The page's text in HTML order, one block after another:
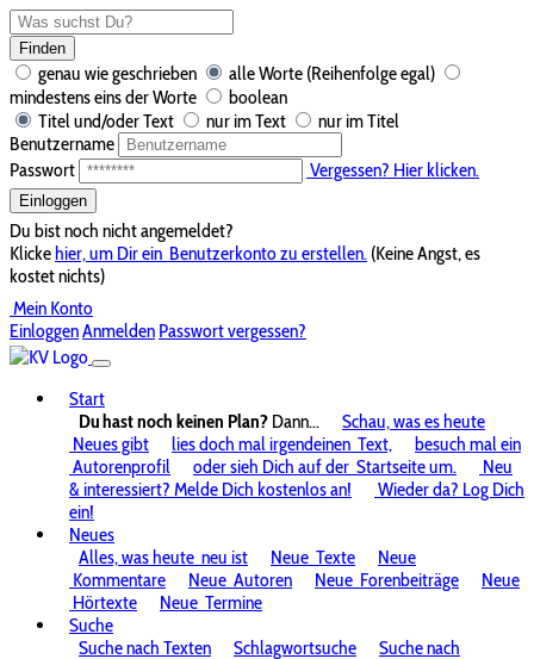
Finden
genau wie geschrieben
alle Worte (Reihenfolge egal)
mindestens eins der Worte
boolean
Titel und/oder Text
nur im Text
nur im Titel
Benutzername
Passwort
Vergessen? Hier klicken.
Einloggen
Du bist noch nicht angemeldet?
Klickehier, um Dir ein Benutzerkonto zu erstellen. (Keine Angst, es
kostet nichts)
Mein Konto
EinloggenAnmelden Passwort vergessen?
Start
Du hast noch keinen Plan? Dann...
Schau, was es heute
Neues gibt
lies doch mal irgendeinen Text,
besuch mal ein
Autorenprofil
oder sieh Dich auf der Startseite um.
Neu
& interessiert? Melde Dich kostenlos an!
Wieder da? Log Dich
ein!
Neues
Alles, was heute neu ist Neue Texte
Neue
Kommentare
Neue Autoren Neue Forenbeiträge
Neue
Hörtexte
Neue Termine
Suche
Suche nach Texten
Schlagwortsuche
Suche nach